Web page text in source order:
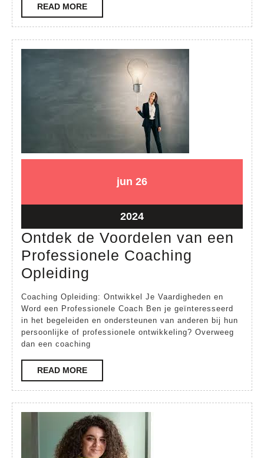
voor
een
Succesvolle
Carrière
READ MOREREAD
MORE
jun 26
2024
2626
202426
juni
2024
Ontdek de Voordelen van een
Professionele Coaching
Opleiding
de
Voordelen
van
een
Professionele
Coaching
Opleiding
Coaching Opleiding: Ontwikkel Je Vaardigheden en
Word een Professionele Coach Ben je geïnteresseerd
in het begeleiden en ondersteunen van anderen bij hun
persoonlijke of professionele ontwikkeling? Overweeg
dan een coaching
READ MOREREAD
MORE